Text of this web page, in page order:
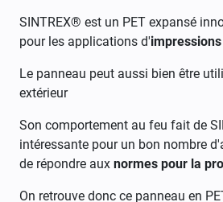
SINTREX® est un PET expansé
pour les applications d'
Le panneau peut aussi bien être
extérieur
Son comportement au feu fait de
intéressante pour un bon nombre
de répondre aux normes pour la
On retrouve donc ce panneau en